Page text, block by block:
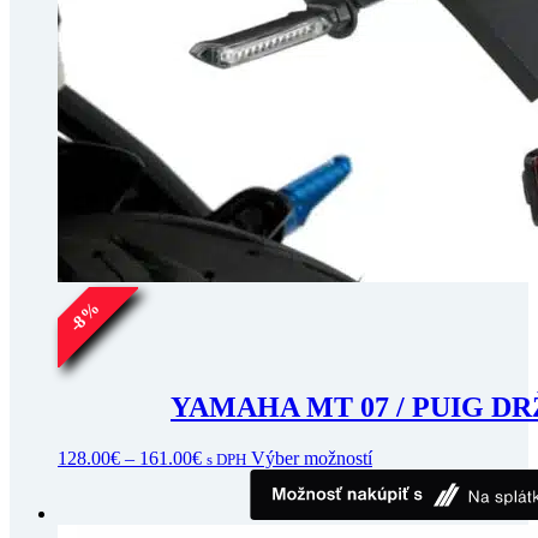
-
8
%
YAMAHA MT 07 / PUIG
128.00€ – 161.00€Price
through
s DPH Výber možnostíTento
má
viacero